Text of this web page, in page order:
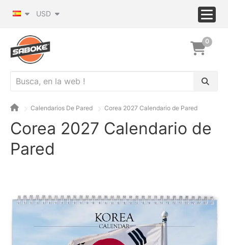
USD
0
Calendarios De Pared Corea 2027 Calendario de Pared
Corea 2027 Calendario de
Pared